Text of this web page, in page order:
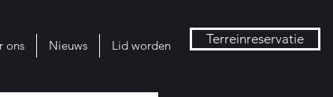
ons Nieuws Lid worden Terreinreservatie